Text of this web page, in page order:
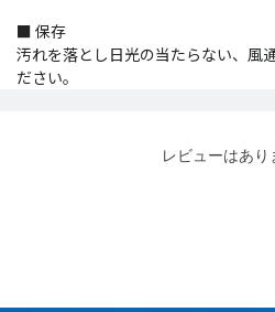
■ 保存
汚れを落とし日光の当たらない、風
ださい。
レビューはあり